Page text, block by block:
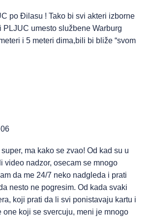
po Đilasu ! Tako bi svi akteri izborne
PLJUC umesto službene Warburg
i 5 meteri dima,bili bi bliže “svom
ma kako se zvao! Od kad su u
video nadzor, osecam se mnogo
da me 24/7 neko nadgleda i prati
nesto ne pogresim. Od kada svaki
koji prati da li svi ponistavaju kartu i
one koji se svercuju, meni je mnogo